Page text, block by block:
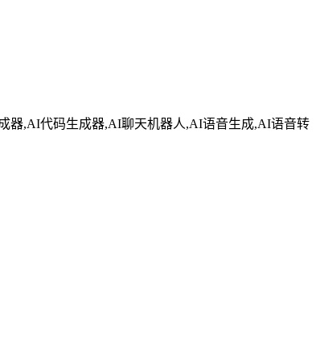
器,AI代码生成器,AI聊天机器人,AI语音生成,AI语音转